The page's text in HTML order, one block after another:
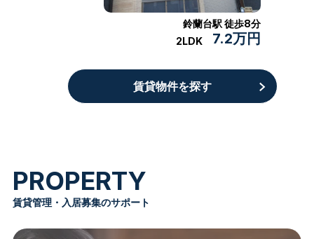
鈴蘭台駅 徒歩8分
2LDK
7.2万円
賃貸物件を探す
PROPERTY
賃貸管理・入居募集のサポート